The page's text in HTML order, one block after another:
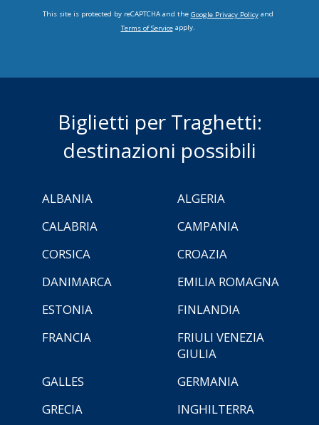
This site is protected by reCAPTCHA and the Google Privacy Policyand
Terms of Serviceapply.
Biglietti per Traghetti:
destinazioni possibili
ALBANIA
ALGERIA
CALABRIA
CAMPANIA
CORSICA
CROAZIA
DANIMARCA
EMILIA ROMAGNA
ESTONIA
FINLANDIA
FRANCIA
FRIULI VENEZIA
GIULIA
GALLES
GERMANIA
GRECIA
INGHILTERRA